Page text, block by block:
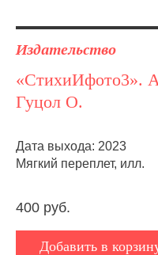
Издательство
«СтихиИфото3».
Гуцол О.
Дата выхода: 2023
Мягкий переплет, илл.
400 руб.
Добавить в